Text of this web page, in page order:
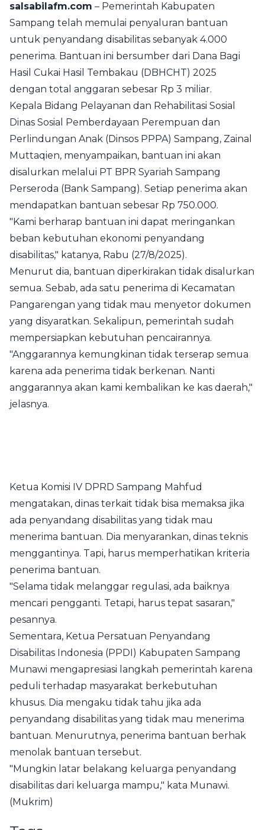
salsabilafm.com – Pemerintah Kabupaten
Sampang telah memulai penyaluran bantuan
untuk penyandang disabilitas sebanyak 4.000
penerima. Bantuan ini bersumber dari Dana Bagi
Hasil Cukai Hasil Tembakau (DBHCHT) 2025
dengan total anggaran sebesar Rp 3 miliar.
Kepala Bidang Pelayanan dan Rehabilitasi Sosial
Dinas Sosial Pemberdayaan Perempuan dan
Perlindungan Anak (Dinsos PPPA) Sampang, Zainal
Muttaqien, menyampaikan, bantuan ini akan
disalurkan melalui PT BPR Syariah Sampang
Perseroda (Bank Sampang). Setiap penerima akan
mendapatkan bantuan sebesar Rp 750.000.
"Kami berharap bantuan ini dapat meringankan
beban kebutuhan ekonomi penyandang
disabilitas," katanya, Rabu (27/8/2025).
Menurut dia, bantuan diperkirakan tidak disalurkan
semua. Sebab, ada satu penerima di Kecamatan
Pangarengan yang tidak mau menyetor dokumen
yang disyaratkan. Sekalipun, pemerintah sudah
mempersiapkan kebutuhan pencairannya.
"Anggarannya kemungkinan tidak terserap semua
karena ada penerima tidak berkenan. Nanti
anggarannya akan kami kembalikan ke kas daerah,"
jelasnya.
Ketua Komisi IV DPRD Sampang Mahfud
mengatakan, dinas terkait tidak bisa memaksa jika
ada penyandang disabilitas yang tidak mau
menerima bantuan. Dia menyarankan, dinas teknis
menggantinya. Tapi, harus memperhatikan kriteria
penerima bantuan.
"Selama tidak melanggar regulasi, ada baiknya
mencari pengganti. Tetapi, harus tepat sasaran,"
pesannya.
Sementara, Ketua Persatuan Penyandang
Disabilitas Indonesia (PPDI) Kabupaten Sampang
Munawi mengapresiasi langkah pemerintah karena
peduli terhadap masyarakat berkebutuhan
khusus. Dia mengaku tidak tahu jika ada
penyandang disabilitas yang tidak mau menerima
bantuan. Menurutnya, penerima bantuan berhak
menolak bantuan tersebut.
"Mungkin latar belakang keluarga penyandang
disabilitas dari keluarga mampu," kata Munawi.
(Mukrim)